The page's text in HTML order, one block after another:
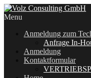
Menu
Anmeldung zum
Anfrage In-
Anmeldung
Kontaktformular